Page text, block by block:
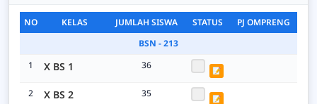
NO KELAS JUMLAH SISWA STATUS
PJ OMPRENG
BSN - 213
1
X BS 1 36 📝
2 X BS 2 35 📝